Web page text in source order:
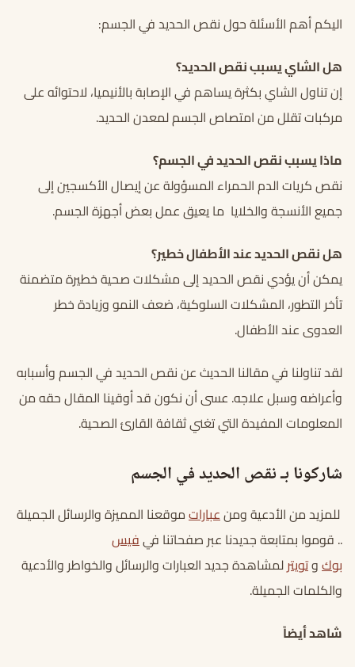
اليكم أهم الأسئلة حول نقص الحديد في الجسم:
هل الشاي يسبب نقص الحديد؟
إن تناول الشاي بكثرة يساهم في الإصابة بالأنيميا، لاحتوائه على
مركبات تقلل من امتصاص الجسم لمعدن الحديد.
ماذا يسبب نقص الحديد في الجسم؟
نقص كريات الدم الحمراء المسؤولة عن إيصال الأكسجين إلى
جميع الأنسجة والخلايا ما يعيق عمل بعض أجهزة الجسم.
هل نقص الحديد عند الأطفال خطير؟
يمكن أن يؤدي نقص الحديد إلى مشكلات صحية خطيرة متضمنة
تأخر التطور، المشكلات السلوكية، ضعف النمو وزيادة خطر
العدوى عند الأطفال.
لقد تناولنا في مقالنا الحديث عن نقص الحديد في الجسم وأسبابه
وأعراضه وسبل علاجه. عسى أن نكون قد أوقينا المقال حقه من
المعلومات المفيدة التي تغني ثقافة القارئ الصحية.
شاركونا بـ نقص الحديد في الجسم
للمزيد من الأدعية ومنعباراتموقعنا المميزة والرسائل الجميلة
.. قوموا بمتابعة جديدنا عبر صفحاتنا فيفيس
بوكوتويترلمشاهدة جديد العبارات والرسائل والخواطر والأدعية
والكلمات الجميلة.
شاهد أيضاً